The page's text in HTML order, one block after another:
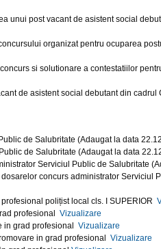
unui post vacant de asistent social
organizat pentru ocuparea
si solutionare a contestatiilor
de asistent social debutant din cadrul
de Salubritate (Adaugat la data
de Salubritate (Adaugat la data
Serviciul Public de Salubritate
concurs administrator Serviciul
polițist local cls. I SUPERIOR
profesional Vizualizare
in grad profesional Vizualizare
in grad profesional Vizualizare